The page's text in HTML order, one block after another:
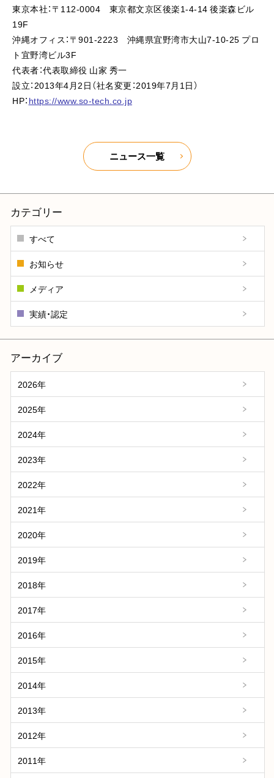
東京本社：〒112-0004 東京都文京区後楽1-4-14 後楽森ビル
19F
沖縄オフィス：〒901-2223 沖縄県宜野湾市大山7-10-25 プロ
ト宜野湾ビル3F
代表者：代表取締役 山家 秀一
設立：2013年4月2日（社名変更：2019年7月1日）
HP： https://www.so-tech.co.jp
ニュース一覧
カテゴリー
すべて
お知らせ
メディア
実績・認定
アーカイブ
2026年
2025年
2024年
2023年
2022年
2021年
2020年
2019年
2018年
2017年
2016年
2015年
2014年
2013年
2012年
2011年